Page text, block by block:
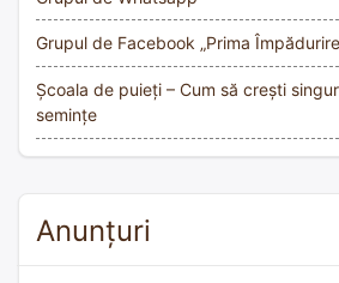
Grupul de Facebook „Prima
Școala de puieți – Cum să crești
semințe
Anunțuri